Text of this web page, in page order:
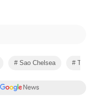
Sao Chelsea